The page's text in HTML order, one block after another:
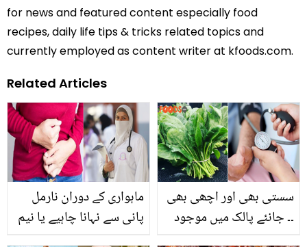
for news and featured content especially food
recipes, daily life tips & tricks related topics and
currently employed as content writer at kfoods.com.
Related Articles
ماہواری کے دوران نارمل
پانی سے نہانا چاہیے یا نیم
سستی بھی اور اچھی بھی
۔۔ جانئے پالک میں موجود